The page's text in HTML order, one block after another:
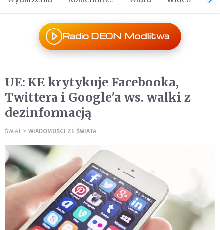
Radio DEON Modlitwa
UE: KE krytykuje Facebooka,
Twittera i Google'a ws. walki z
dezinformacją
ŚWIAT WIADOMOŚCI ZE ŚWIATA